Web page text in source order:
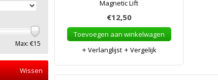
Magnetic Lift
€12,50
Toevoegen aan winkelwagen
Verlanglijst
Vergelijk
Max: €15
Wissen